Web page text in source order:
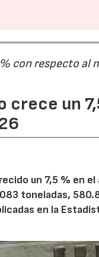
con respecto al
crece un
un 7,5 % en
toneladas,
en la